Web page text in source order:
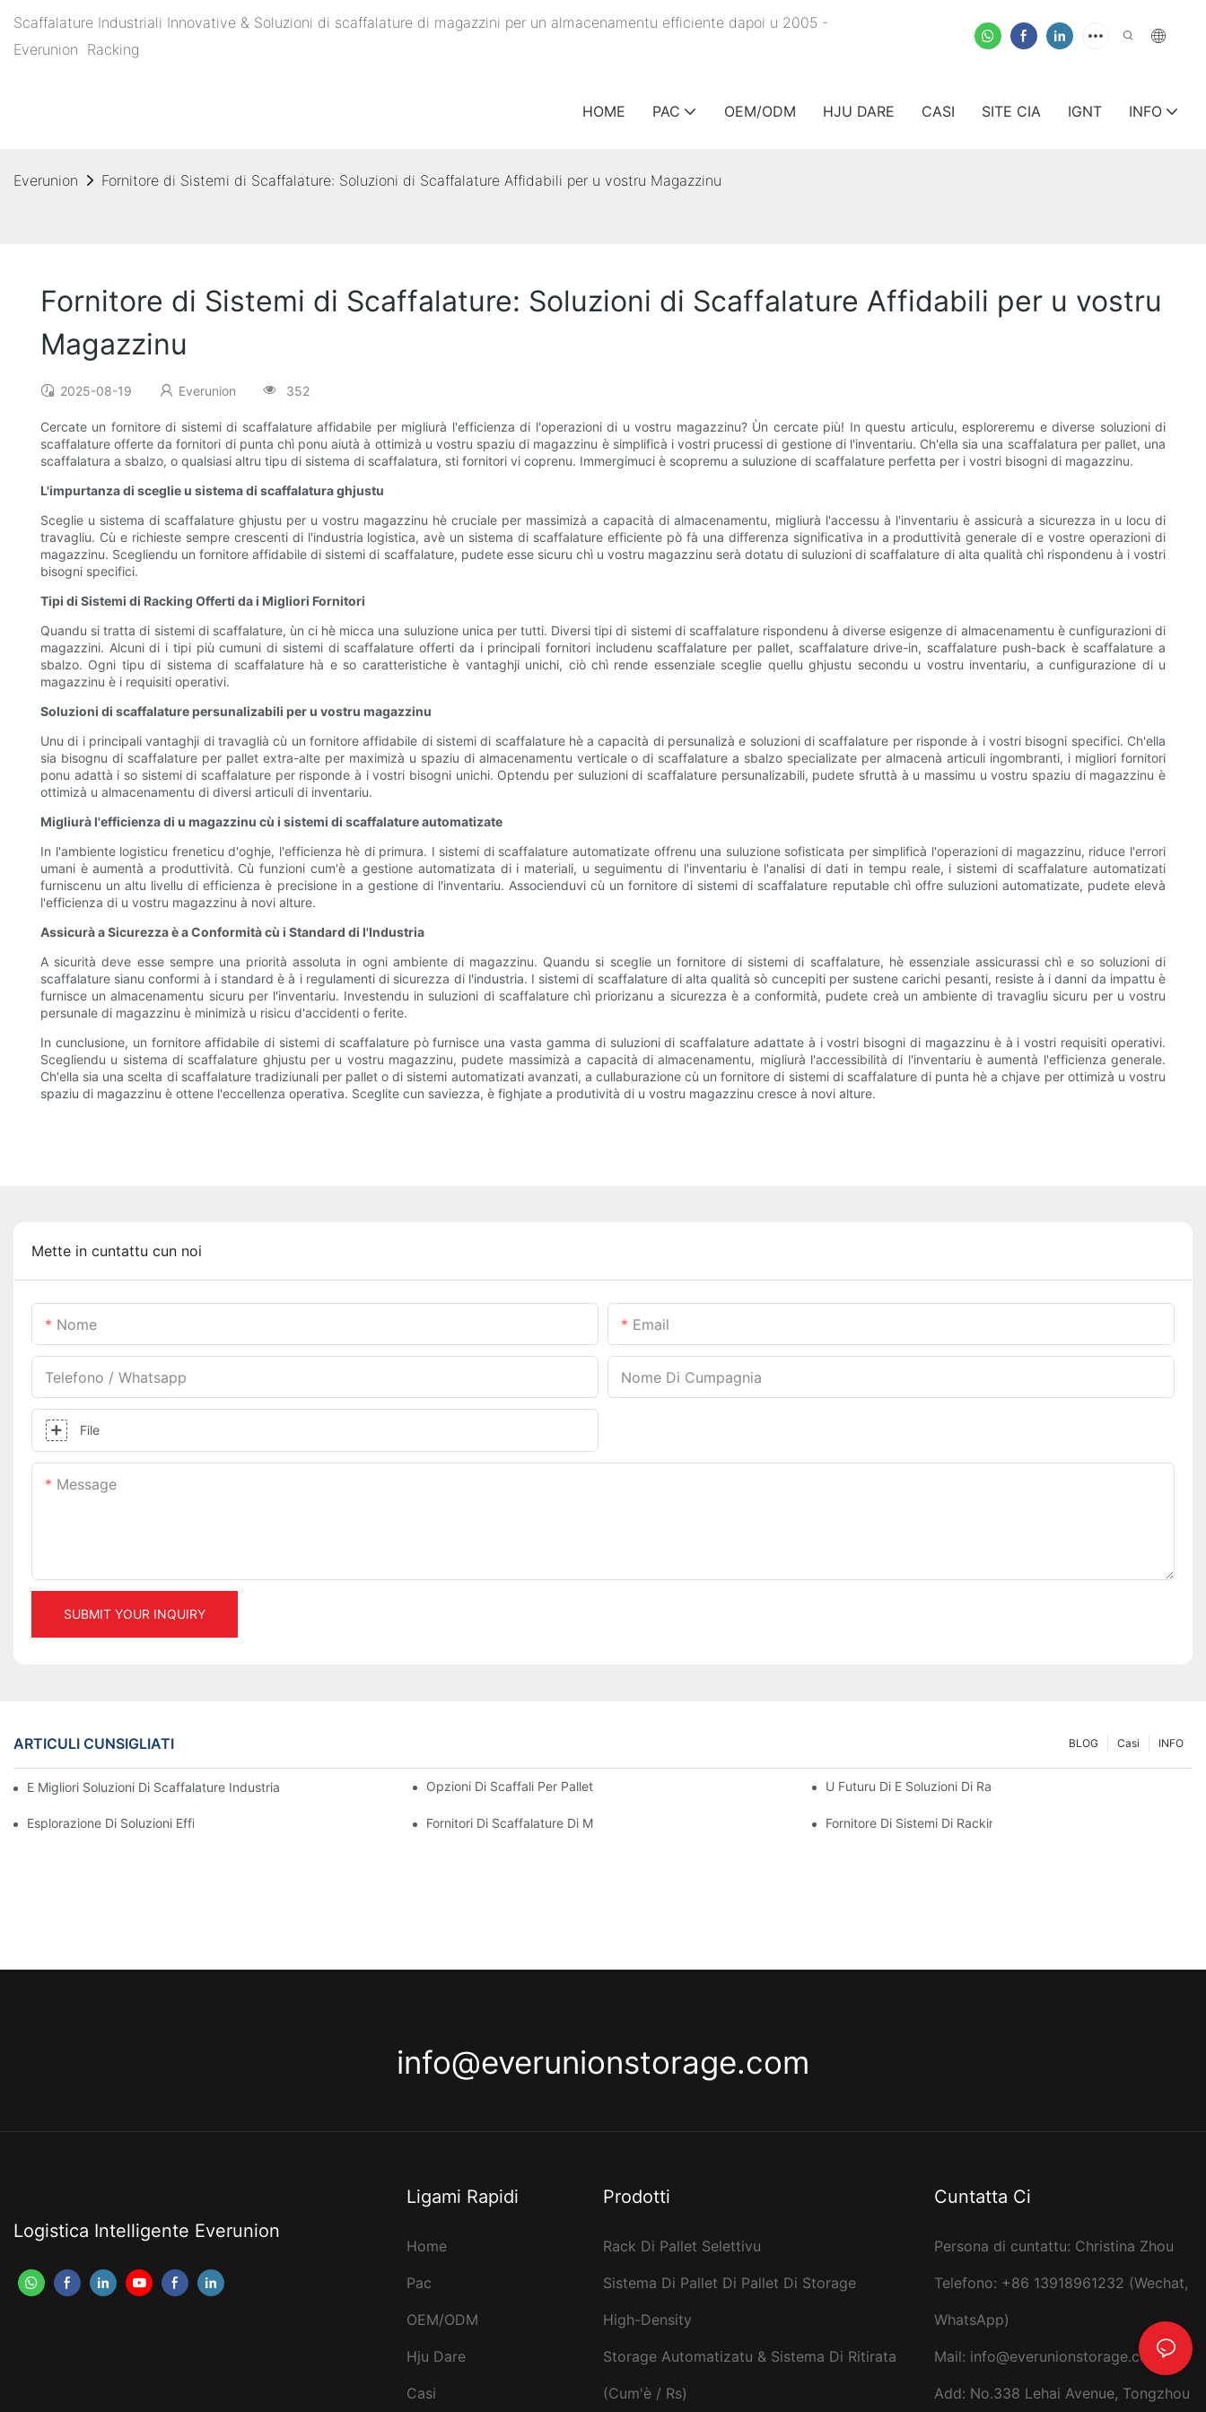
Scaffalature Industriali Innovative & Soluzioni di scaffalature di magazzini per un almacenamentu efficiente dapoi u 2005 -
Everunion Racking
HOME PAC OEM/ODM HJU DARE CASI SITE CIA IGNT INFO
Everunion Fornitore di Sistemi di Scaffalature: Soluzioni di Scaffalature Affidabili per u vostru Magazzinu
Fornitore di Sistemi di Scaffalature: Soluzioni di Scaffalature Affidabili per u vostru
Magazzinu
2025-08-19 Everunion 352
Cercate un fornitore di sistemi di scaffalature affidabile per migliurà l'efficienza di l'operazioni di u vostru magazzinu? Ùn cercate più! In questu articulu, esploreremu e diverse soluzioni di
scaffalature offerte da fornitori di punta chì ponu aiutà à ottimizà u vostru spaziu di magazzinu è simplificà i vostri prucessi di gestione di l'inventariu. Ch'ella sia una scaffalatura per pallet, una
scaffalatura a sbalzo, o qualsiasi altru tipu di sistema di scaffalatura, sti fornitori vi coprenu. Immergimuci è scopremu a suluzione di scaffalature perfetta per i vostri bisogni di magazzinu.
L'impurtanza di sceglie u sistema di scaffalatura ghjustu
Sceglie u sistema di scaffalature ghjustu per u vostru magazzinu hè cruciale per massimizà a capacità di almacenamentu, migliurà l'accessu à l'inventariu è assicurà a sicurezza in u locu di
travagliu. Cù e richieste sempre crescenti di l'industria logistica, avè un sistema di scaffalature efficiente pò fà una differenza significativa in a produttività generale di e vostre operazioni di
magazzinu. Scegliendu un fornitore affidabile di sistemi di scaffalature, pudete esse sicuru chì u vostru magazzinu serà dotatu di suluzioni di scaffalature di alta qualità chì rispondenu à i vostri
bisogni specifici.
Tipi di Sistemi di Racking Offerti da i Migliori Fornitori
Quandu si tratta di sistemi di scaffalature, ùn ci hè micca una suluzione unica per tutti. Diversi tipi di sistemi di scaffalature rispondenu à diverse esigenze di almacenamentu è cunfigurazioni di
magazzini. Alcuni di i tipi più cumuni di sistemi di scaffalature offerti da i principali fornitori includenu scaffalature per pallet, scaffalature drive-in, scaffalature push-back è scaffalature a
sbalzo. Ogni tipu di sistema di scaffalature hà e so caratteristiche è vantaghji unichi, ciò chì rende essenziale sceglie quellu ghjustu secondu u vostru inventariu, a cunfigurazione di u
magazzinu è i requisiti operativi.
Soluzioni di scaffalature persunalizabili per u vostru magazzinu
Unu di i principali vantaghji di travaglià cù un fornitore affidabile di sistemi di scaffalature hè a capacità di persunalizà e soluzioni di scaffalature per risponde à i vostri bisogni specifici. Ch'ella
sia bisognu di scaffalature per pallet extra-alte per maximizà u spaziu di almacenamentu verticale o di scaffalature a sbalzo specializate per almacenà articuli ingombranti, i migliori fornitori
ponu adattà i so sistemi di scaffalature per risponde à i vostri bisogni unichi. Optendu per suluzioni di scaffalature persunalizabili, pudete sfruttà à u massimu u vostru spaziu di magazzinu è
ottimizà u almacenamentu di diversi articuli di inventariu.
Migliurà l'efficienza di u magazzinu cù i sistemi di scaffalature automatizate
In l'ambiente logisticu freneticu d'oghje, l'efficienza hè di primura. I sistemi di scaffalature automatizate offrenu una suluzione sofisticata per simplificà l'operazioni di magazzinu, riduce l'errori
umani è aumentà a produttività. Cù funzioni cum'è a gestione automatizata di i materiali, u seguimentu di l'inventariu è l'analisi di dati in tempu reale, i sistemi di scaffalature automatizati
furniscenu un altu livellu di efficienza è precisione in a gestione di l'inventariu. Associenduvi cù un fornitore di sistemi di scaffalature reputable chì offre suluzioni automatizate, pudete elevà
l'efficienza di u vostru magazzinu à novi alture.
Assicurà a Sicurezza è a Conformità cù i Standard di l'Industria
A sicurità deve esse sempre una priorità assoluta in ogni ambiente di magazzinu. Quandu si sceglie un fornitore di sistemi di scaffalature, hè essenziale assicurassi chì e so soluzioni di
scaffalature sianu conformi à i standard è à i regulamenti di sicurezza di l'industria. I sistemi di scaffalature di alta qualità sò cuncepiti per sustene carichi pesanti, resiste à i danni da impattu è
furnisce un almacenamentu sicuru per l'inventariu. Investendu in suluzioni di scaffalature chì priorizanu a sicurezza è a conformità, pudete creà un ambiente di travagliu sicuru per u vostru
persunale di magazzinu è minimizà u risicu d'accidenti o ferite.
In cunclusione, un fornitore affidabile di sistemi di scaffalature pò furnisce una vasta gamma di suluzioni di scaffalature adattate à i vostri bisogni di magazzinu è à i vostri requisiti operativi.
Scegliendu u sistema di scaffalature ghjustu per u vostru magazzinu, pudete massimizà a capacità di almacenamentu, migliurà l'accessibilità di l'inventariu è aumentà l'efficienza generale.
Ch'ella sia una scelta di scaffalature tradiziunali per pallet o di sistemi automatizati avanzati, a cullaburazione cù un fornitore di sistemi di scaffalature di punta hè a chjave per ottimizà u vostru
spaziu di magazzinu è ottene l'eccellenza operativa. Sceglite cun saviezza, è fighjate a produtività di u vostru magazzinu cresce à novi alture.
Mette in cuntattu cun noi
Nome Email
Telefono / Whatsapp Nome Di Cumpagnia
File
Message
SUBMIT YOUR INQUIRY
ARTICULI CUNSIGLIATI INFO
Casi
BLOG
E Migliori Soluzioni Di Scaffalature Industriali Per Una Gestione Efficiente Di U MagazzinuOpzioni Di Scaffali Per Pallet Persunalizati: Adattà I Vostri Bisogni Di AlmacenamentuU Futuru Di E Soluzioni Di Rack Per Pallet: Tendenze È
Esplorazione Di Soluzioni Efficaci Di Rack Di Magazzinaggio Per Ogni IndustriaFornitori Di Scaffalature Di Magazzini: Ciò Chì Cercà Fornitore Di Sistemi Di Racking: Fattori Chjave Per Sceglie U
info@everunionstorage.com
Logistica Intelligente Everunion
Ligami Rapidi
Home
Pac
OEM/ODM
Hju Dare
Casi
Prodotti
Rack Di Pallet Selettivu
Sistema Di Pallet Di Pallet Di Storage
High-Density
Storage Automatizatu & Sistema Di Ritirata
(cum'è / Rs)
Cuntatta Ci
Persona di cuntattu: Christina Zhou
Telefono: +86 13918961232 (Wechat,
WhatsApp)
Mail: info@everunionstorage.com
Add: No.338 Lehai Avenue, Tongzhou